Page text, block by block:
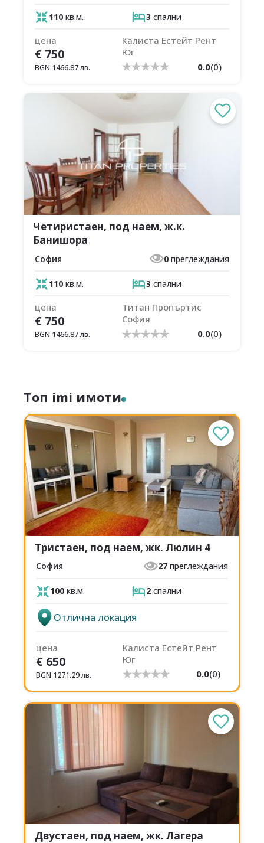
110 кв.м. 3 спални
цена
€ 750
BGN 1466.87лв.
Калиста Естейт Рент
Юг
0.0(0)
Четиристаен, под наем, ж.к.
Банишора
София 0 преглеждания
110 кв.м. 3 спални
цена
€ 750
BGN 1466.87лв.
Титан Пропъртис
София
0.0(0)
Топ imi имоти
Тристаен, под наем, жк. Люлин 4
София 27 преглеждания
100 кв.м. 2 спални
Отлична локация
цена
€ 650
BGN 1271.29лв.
Калиста Естейт Рент
Юг
0.0(0)
Двустаен, под наем, жк. Лагера